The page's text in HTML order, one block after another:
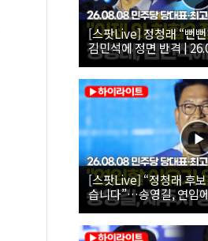
[스팟Live] 정청래 “뻔
김민석에 정면 반격 |
당대표·최고위원 후보
[스팟Live] “정청래 후보 그동안 고생 많이 했
습니다”…송영길, 연임에 선 긋
더불어민주당 당대표·
동연설회